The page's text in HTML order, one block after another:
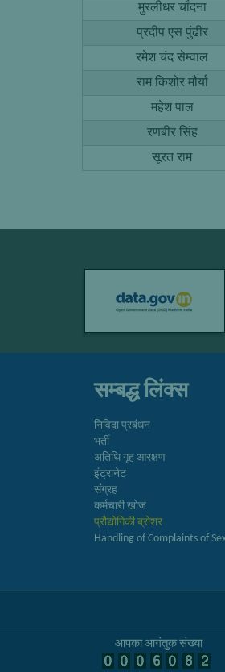
मुरलीधर चाँदना
प्रदीप एस पुंढीर
रमेश चंद सेम्वाल
राम किशोर मौर्या
महेश पाल
रणबीर सिंह
सूरत राम
सम्बद्ध लिंक्स
निविदा प्रबंधन
भर्ती
अतिथि गृह आरक्षण
इंट्रानेट
संग्रह
कर्मचारी खोज
प्रौद्योगिकी ब्रोशर
Handling of Complaints of
आपका आगंतुक संख्या